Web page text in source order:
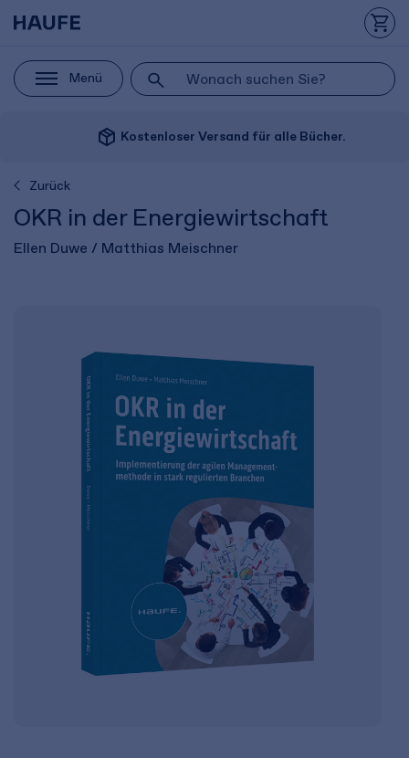
Menü
package_2 Kostenloser Versand für alle Bücher.
Zurück
OKR in der Energiewirtschaft
Ellen Duwe / Matthias Meischner